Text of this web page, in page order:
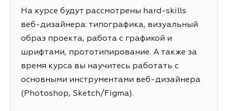
На курсе будут рассмотрены hard-skills
веб-дизайнера: типографика, визуальный
образ проекта, работа с графикой и
шрифтами, прототипирование. А также за
время курса вы научитесь работать с
основными инструментами веб-дизайнера
(Photoshop, Sketch/Figma).